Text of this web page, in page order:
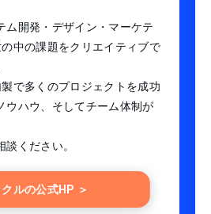
ム開発・デザイン・マーケテ
中の課題をクリエイティブで
で多くのプロジェクトを成功
ウハウ、そしてチーム体制が
ください。
ルの公式HP ＞